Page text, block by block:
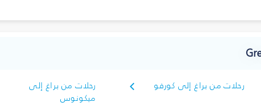
رحلات من براغ إلى كورفو
رحلات من براغ إلى
ميكونوس